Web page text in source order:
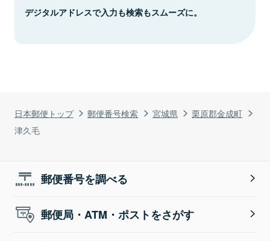
日本郵便トップ 郵便番号検索 宮城県
栗原郡金成町
津久毛
デジタルアドレスで入力も検索もスムーズに。
郵便番号を調べる
郵便局・ATM・ポストをさがす